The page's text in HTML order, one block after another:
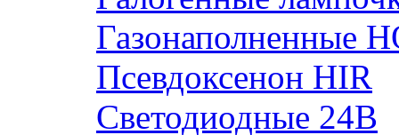
Газонаполненные
Псевдоксенон HIR
Cветодиодные 24B